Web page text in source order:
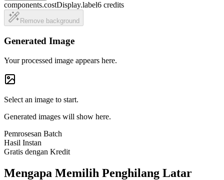
components.costDisplay.label6 credits
Remove background
Generated Image
Your processed image appears here.
Select an image to start.
Generated images will show here.
Pemrosesan Batch
Hasil Instan
Gratis dengan Kredit
Mengapa Memilih Penghilang Latar